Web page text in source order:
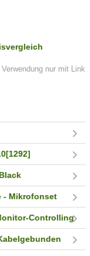
nur mit Link
- Mikrofonset
Controlling